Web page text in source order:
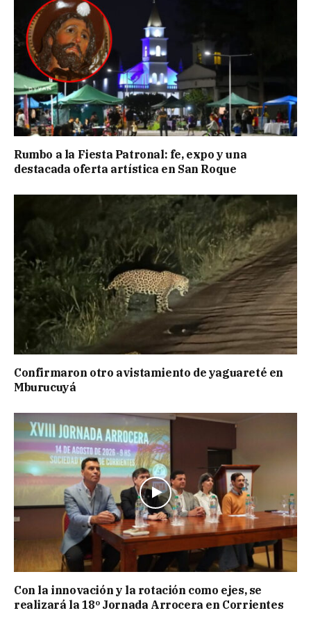
Rumbo a la Fiesta Patronal: fe, expo y una
destacada oferta artística en San Roque
Confirmaron otro avistamiento de yaguareté en
Mburucuyá
Con la innovación y la rotación como ejes, se
realizará la 18º Jornada Arrocera en Corrientes